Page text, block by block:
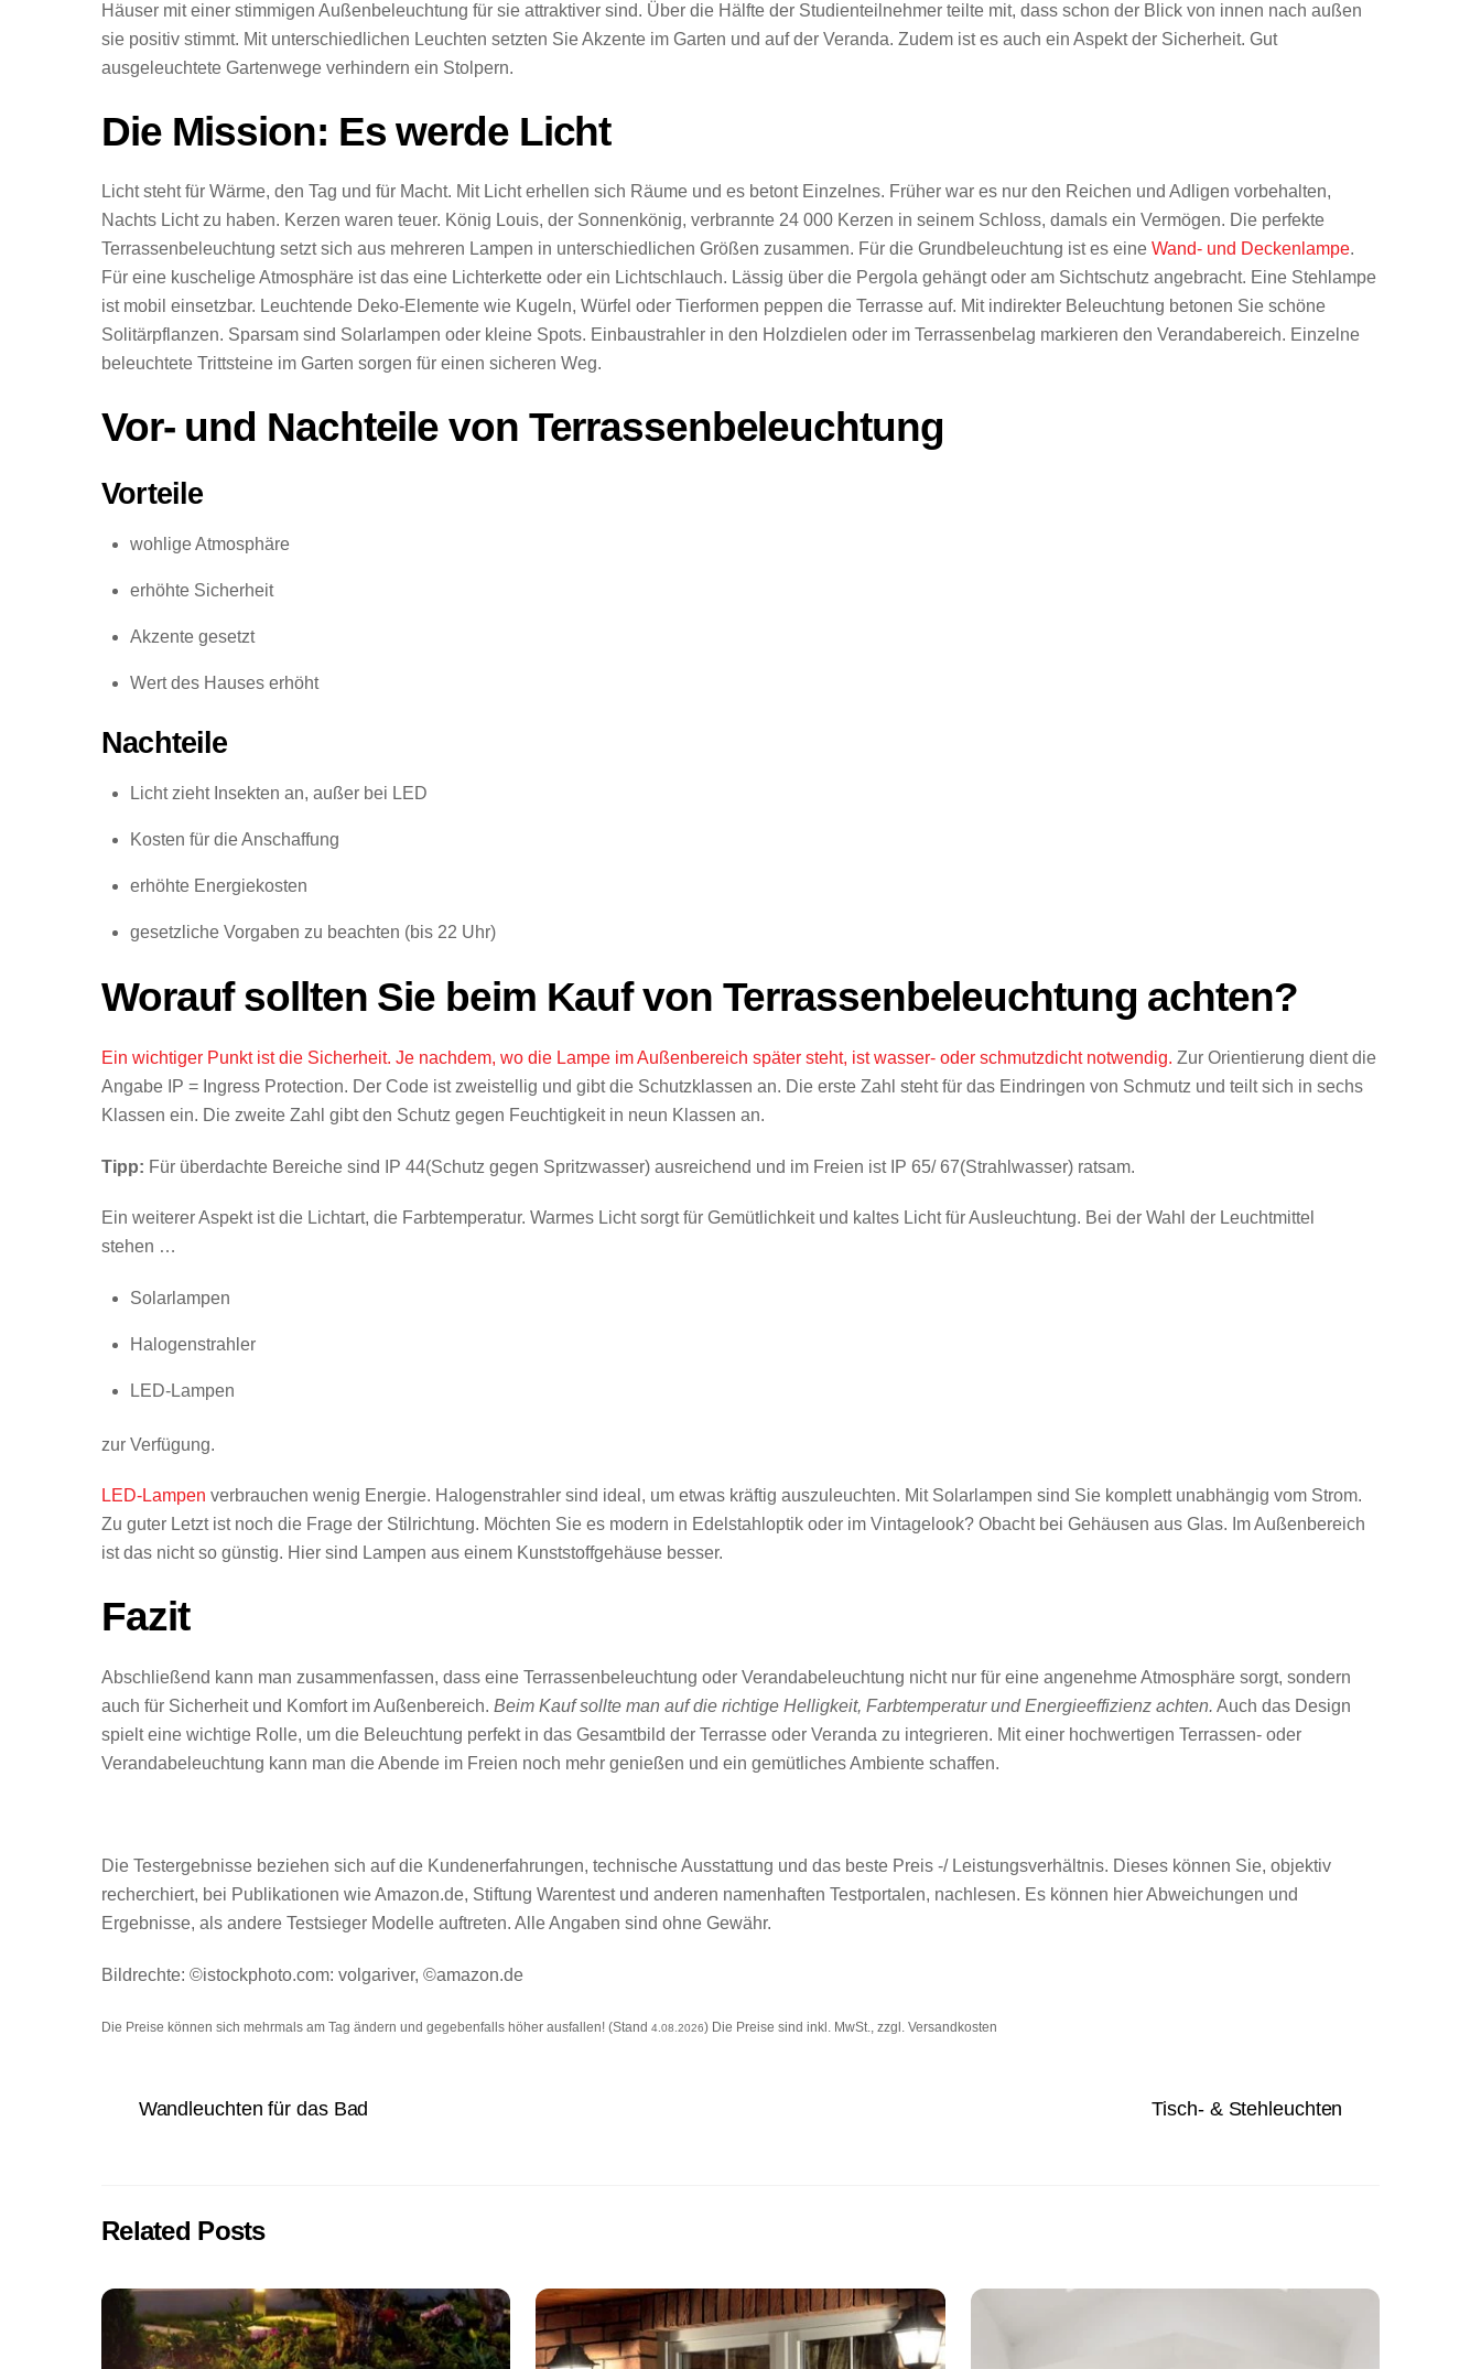
Häuser mit einer stimmigen Außenbeleuchtung für sie attraktiver sind. Über die Hälfte der Studienteilnehmer teilte mit, dass schon der Blick von innen nach außen
sie positiv stimmt. Mit unterschiedlichen Leuchten setzten Sie Akzente im Garten und auf der Veranda. Zudem ist es auch ein Aspekt der Sicherheit. Gut
ausgeleuchtete Gartenwege verhindern ein Stolpern.
Die Mission: Es werde Licht
Licht steht für Wärme, den Tag und für Macht. Mit Licht erhellen sich Räume und es betont Einzelnes. Früher war es nur den Reichen und Adligen vorbehalten,
Nachts Licht zu haben. Kerzen waren teuer. König Louis, der Sonnenkönig, verbrannte 24 000 Kerzen in seinem Schloss, damals ein Vermögen. Die perfekte
Terrassenbeleuchtung setzt sich aus mehreren Lampen in unterschiedlichen Größen zusammen. Für die Grundbeleuchtung ist es eine Wand- und Deckenlampe.
Für eine kuschelige Atmosphäre ist das eine Lichterkette oder ein Lichtschlauch. Lässig über die Pergola gehängt oder am Sichtschutz angebracht. Eine Stehlampe
ist mobil einsetzbar. Leuchtende Deko-Elemente wie Kugeln, Würfel oder Tierformen peppen die Terrasse auf. Mit indirekter Beleuchtung betonen Sie schöne
Solitärpflanzen. Sparsam sind Solarlampen oder kleine Spots. Einbaustrahler in den Holzdielen oder im Terrassenbelag markieren den Verandabereich. Einzelne
beleuchtete Trittsteine im Garten sorgen für einen sicheren Weg.
Vor- und Nachteile von Terrassenbeleuchtung
Vorteile
wohlige Atmosphäre
erhöhte Sicherheit
Akzente gesetzt
Wert des Hauses erhöht
Nachteile
Licht zieht Insekten an, außer bei LED
Kosten für die Anschaffung
erhöhte Energiekosten
gesetzliche Vorgaben zu beachten (bis 22 Uhr)
Worauf sollten Sie beim Kauf von Terrassenbeleuchtung achten?
Ein wichtiger Punkt ist die Sicherheit. Je nachdem, wo die Lampe im Außenbereich später steht, ist wasser- oder schmutzdicht notwendig. Zur Orientierung dient die
Angabe IP = Ingress Protection. Der Code ist zweistellig und gibt die Schutzklassen an. Die erste Zahl steht für das Eindringen von Schmutz und teilt sich in sechs
Klassen ein. Die zweite Zahl gibt den Schutz gegen Feuchtigkeit in neun Klassen an.
Tipp: Für überdachte Bereiche sind IP 44(Schutz gegen Spritzwasser) ausreichend und im Freien ist IP 65/ 67(Strahlwasser) ratsam.
Ein weiterer Aspekt ist die Lichtart, die Farbtemperatur. Warmes Licht sorgt für Gemütlichkeit und kaltes Licht für Ausleuchtung. Bei der Wahl der Leuchtmittel
stehen …
Solarlampen
Halogenstrahler
LED-Lampen
zur Verfügung.
LED-Lampen verbrauchen wenig Energie. Halogenstrahler sind ideal, um etwas kräftig auszuleuchten. Mit Solarlampen sind Sie komplett unabhängig vom Strom.
Zu guter Letzt ist noch die Frage der Stilrichtung. Möchten Sie es modern in Edelstahloptik oder im Vintagelook? Obacht bei Gehäusen aus Glas. Im Außenbereich
ist das nicht so günstig. Hier sind Lampen aus einem Kunststoffgehäuse besser.
Fazit
Abschließend kann man zusammenfassen, dass eine Terrassenbeleuchtung oder Verandabeleuchtung nicht nur für eine angenehme Atmosphäre sorgt, sondern
auch für Sicherheit und Komfort im Außenbereich. Beim Kauf sollte man auf die richtige Helligkeit, Farbtemperatur und Energieeffizienz achten. Auch das Design
spielt eine wichtige Rolle, um die Beleuchtung perfekt in das Gesamtbild der Terrasse oder Veranda zu integrieren. Mit einer hochwertigen Terrassen- oder
Verandabeleuchtung kann man die Abende im Freien noch mehr genießen und ein gemütliches Ambiente schaffen.
Die Testergebnisse beziehen sich auf die Kundenerfahrungen, technische Ausstattung und das beste Preis -/ Leistungsverhältnis. Dieses können Sie, objektiv
recherchiert, bei Publikationen wie Amazon.de, Stiftung Warentest und anderen namenhaften Testportalen, nachlesen. Es können hier Abweichungen und
Ergebnisse, als andere Testsieger Modelle auftreten. Alle Angaben sind ohne Gewähr.
Bildrechte: ©istockphoto.com: volgariver, ©amazon.de
Die Preise können sich mehrmals am Tag ändern und gegebenfalls höher ausfallen! (Stand 4.08.2026) Die Preise sind inkl. MwSt., zzgl. Versandkosten
Wandleuchten für das Bad Tisch- & Stehleuchten
Related Posts